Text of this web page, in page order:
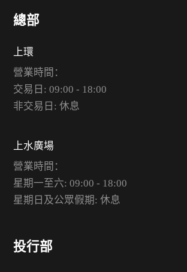
總部
上環
營業時間：
交易日: 09:00 - 18:00
非交易日: 休息
上水廣場
營業時間：
星期一至六: 09:00 - 18:00
星期日及公眾假期: 休息
投行部